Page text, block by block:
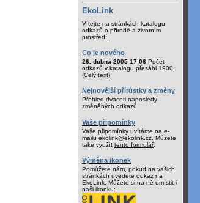
EkoLink
Vítejte na stránkách katalogu
odkazů o přírodě a životním
prostředí.
Co je nového
26. dubna 2005 17:06 Počet
odkazů v katalogu přesáhl 1900.
(Celý text)
Nejnovější přírůstky a změny
Přehled dvaceti naposledy
změněných odkazů
Vaše připomínky
Vaše připomínky uvítáme na e-
mailu ekolink@ekolink.cz . Můžete
také využít tento formulář.
Výměna ikonek
Pomůžete nám, pokud na vašich
stránkách uvedete odkaz na
EkoLink. Můžete si na ně umístit i
naši ikonku: